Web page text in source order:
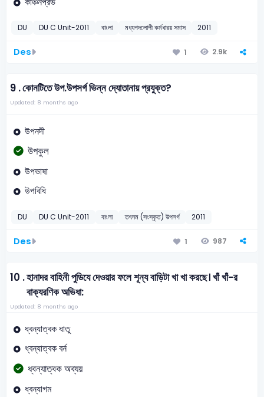
DU DU C Unit-2011 বাংলা মধ্যপদলোপী কর্মধারয় সমাস 2011
Des 1 2.9k
9 .কোনটিতে উপ.উপসর্গ ভিন্ন দ্যোতানায় প্রযুক্ত?
Updated: 8 months ago
উপনদী
উপকুল
উপভাষা
উপবিধি
DU DU C Unit-2011 বাংলা তৎসম (সংস্কৃত) উপসর্গ 2011
Des 1 987
10 .হানাদর বাহিনী পুডিযে দেওয়ার ফলে শূন্য বাড়িটা খা খা করছে। খাঁ খাঁ-র
বাক্যরণিক অভিধা:
Updated: 8 months ago
ধ্বন্যাত্বক ধাতু
ধ্বন্যাত্বক বর্ন
ধ্বন্যাত্বক অব্যয়
ধ্বন্যাগম